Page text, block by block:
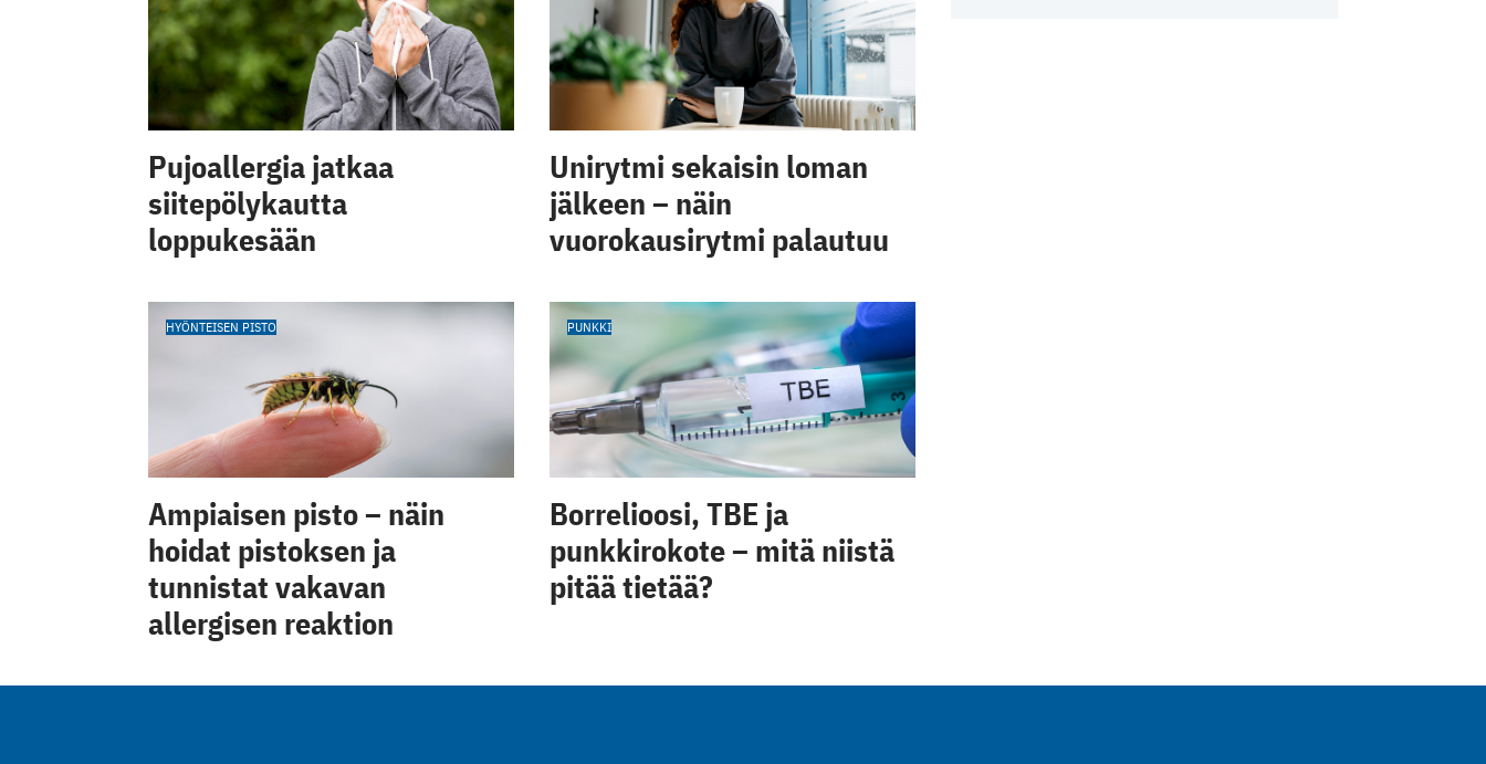
Pujoallergia jatkaa
siitepölykautta
loppukesään
Unirytmi sekaisin loman
jälkeen – näin
vuorokausirytmi palautuu
HYÖNTEISEN PISTO
Ampiaisen pisto – näin
hoidat pistoksen ja
tunnistat vakavan
allergisen reaktion
PUNKKI
Borrelioosi, TBE ja
punkkirokote – mitä niistä
pitää tietää?